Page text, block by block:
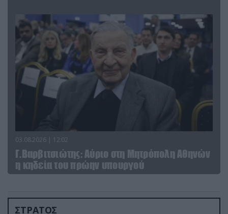
03.08.2026 | 12:02
Γ.Βαρβιτσιώτης: Aύριο στη Μητρόπολη Αθηνών
η κηδεία του πρώην υπουργού
ΣΤΡΑΤΟΣ